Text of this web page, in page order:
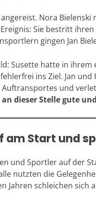
Nora
Sie bestritt
gingen Jan
Susette hatte in
ins Ziel. Jan
und
dieser Stelle gute
am Start und
und Sportler auf der
nutzten die
Jahren schleichen